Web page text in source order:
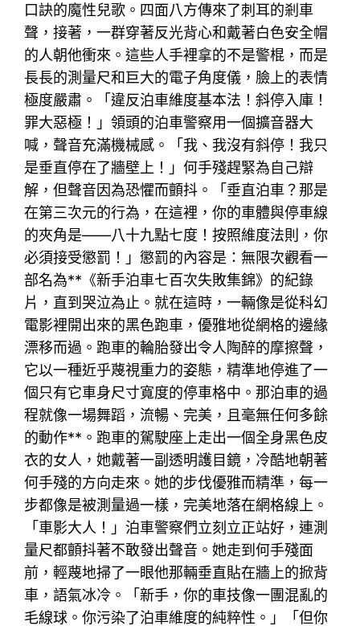
口訣的魔性兒歌。四面八方傳來了刺耳的剎車
聲，接著，一群穿著反光背心和戴著白色安全帽
的人朝他衝來。這些人手裡拿的不是警棍，而是
長長的測量尺和巨大的電子角度儀，臉上的表情
極度嚴肅。「違反泊車維度基本法！斜停入庫！
罪大惡極！」領頭的泊車警察用一個擴音器大
喊，聲音充滿機械感。「我、我沒有斜停！我只
是垂直停在了牆壁上！」何手殘趕緊為自己辯
解，但聲音因為恐懼而顫抖。「垂直泊車？那是
在第三次元的行為，在這裡，你的車體與停車線
的夾角是——八十九點七度！按照維度法則，你
必須接受懲罰！」懲罰的內容是：無限次觀看一
部名為**《新手泊車七百次失敗集錦》的紀錄
片，直到哭泣為止。就在這時，一輛像是從科幻
電影裡開出來的黑色跑車，優雅地從網格的邊緣
漂移而過。跑車的輪胎發出令人陶醉的摩擦聲，
它以一種近乎蔑視重力的姿態，精準地停進了一
個只有它車身尺寸寬度的停車格中。那泊車的過
程就像一場舞蹈，流暢、完美，且毫無任何多餘
的動作**。跑車的駕駛座上走出一個全身黑色皮
衣的女人，她戴著一副透明護目鏡，冷酷地朝著
何手殘的方向走來。她的步伐優雅而精準，每一
步都像是被測量過一樣，完美地落在網格線上。
「車影大人！」泊車警察們立刻立正站好，連測
量尺都顫抖著不敢發出聲音。她走到何手殘面
前，輕蔑地掃了一眼他那輛垂直貼在牆上的掀背
車，語氣冰冷。「新手，你的車技像一團混亂的
毛線球。你污染了泊車維度的純粹性。」「但你